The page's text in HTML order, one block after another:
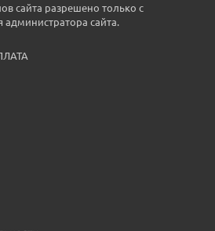
сайта разрешено только с
сайта.